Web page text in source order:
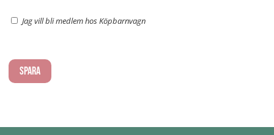
Jag vill bli medlem hos Köpbarnvagn
Spara